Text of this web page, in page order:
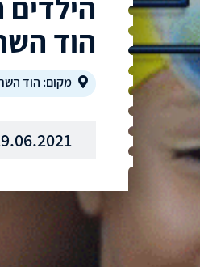
הוד
מקום: הוד